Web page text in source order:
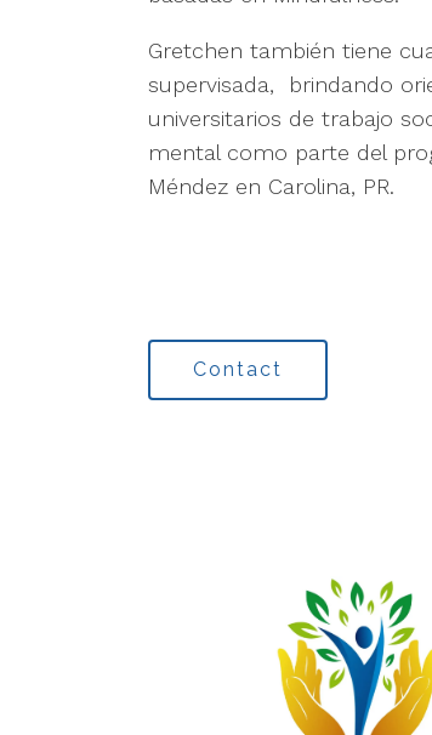
Gretchen también tiene
supervisada, brindando
universitarios de trabajo
mental como parte del
Méndez en Carolina, PR.
Contact